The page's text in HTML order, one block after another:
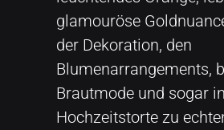
glamouröse
der Dekoration, den
Blumenarrangements,
Brautmode und sogar
Hochzeitstorte zu